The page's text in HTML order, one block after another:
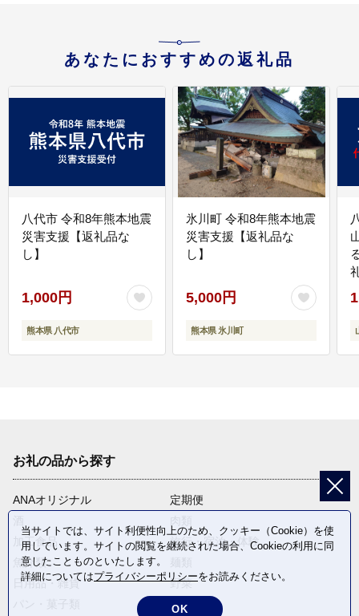
あなたにおすすめの返礼品
八代市 令和8年熊本地震
災害支援【返礼品な
し】
1,000円
熊本県 八代市
氷川町 令和8年熊本地震
災害支援【返礼品な
し】
5,000円
熊本県 氷川町
お礼の品から探す
ANAオリジナル
定期便
加工食品
旅行・宿泊・体験
魚介類
日用品・雑貨
野菜
電化製品
当サイトでは、サイト利便性向上のため、クッキー（Cookie）を使
用しています。サイトの閲覧を継続された場合、Cookieの利用に同
意したことものといたします。
詳細についてはプライバシーポリシーをお読みください。
OK